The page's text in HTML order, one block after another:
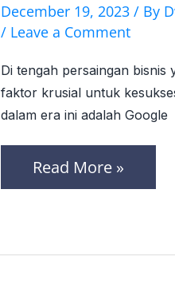
December 19, 2023 / By
/ Leave a Comment
Di tengah persaingan bisnis
faktor krusial untuk
dalam era ini adalah Google
Bisnis:
Sukses
Bisnis
Era
Digital
Read More »